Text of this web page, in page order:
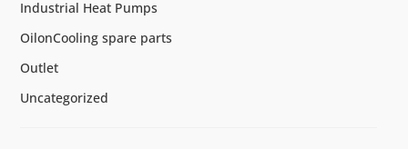
Industrial Heat Pumps
OilonCooling spare parts
Outlet
Uncategorized